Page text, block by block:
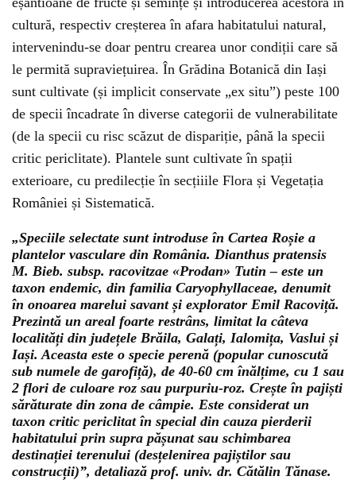
cultură, respectiv creșterea în afara habitatului natural,
intervenindu-se doar pentru crearea unor condiții care să
le permită supraviețuirea. În Grădina Botanică din Iași
sunt cultivate (și implicit conservate „ex situ”) peste 100
de specii încadrate în diverse categorii de vulnerabilitate
(de la specii cu risc scăzut de dispariție, până la specii
critic periclitate). Plantele sunt cultivate în spații
exterioare, cu predilecție în secțiiile Flora și Vegetația
României și Sistematică.
„Speciile selectate sunt introduse în Cartea Roșie a
plantelor vasculare din România. Dianthus pratensis
M. Bieb. subsp. racovitzae «Prodan» Tutin – este un
taxon endemic, din familia Caryophyllaceae, denumit
în onoarea marelui savant și explorator Emil Racoviță.
Prezintă un areal foarte restrâns, limitat la câteva
localități din județele Brăila, Galați, Ialomița, Vaslui și
Iași. Aceasta este o specie perenă (popular cunoscută
sub numele de garofiță), de 40-60 cm înălțime, cu 1 sau
2 flori de culoare roz sau purpuriu-roz. Crește în pajiști
sărăturate din zona de câmpie. Este considerat un
taxon critic periclitat în special din cauza pierderii
habitatului prin supra pășunat sau schimbarea
destinației terenului (desțelenirea pajiștilor sau
construcții)”, detaliază prof. univ. dr. Cătălin Tănase.